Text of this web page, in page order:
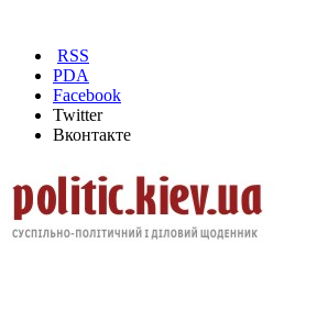
RSS
PDA
Facebook
Twitter
Вконтакте